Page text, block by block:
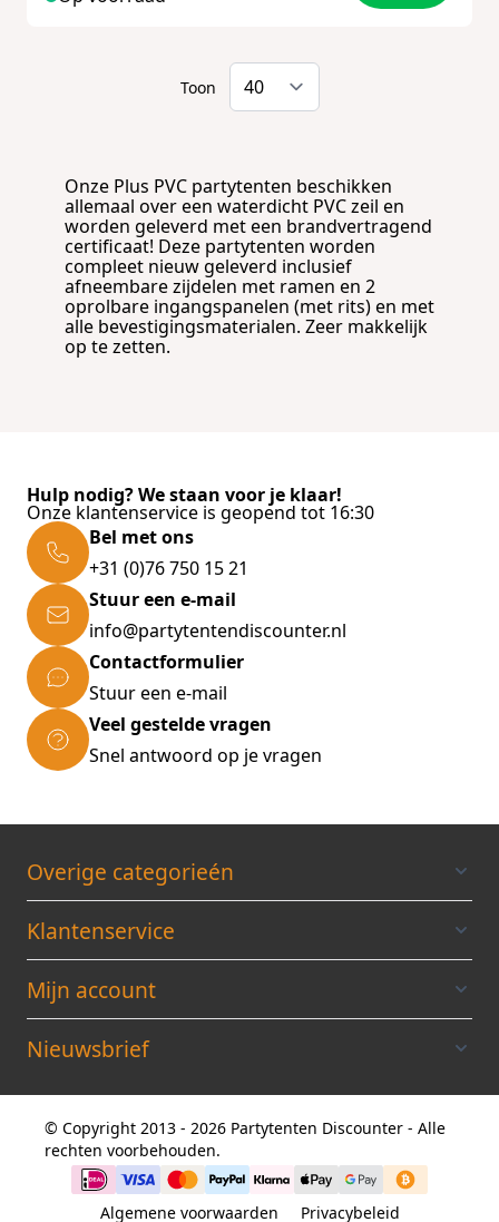
Toon
Onze Plus PVC partytenten beschikken
allemaal over een waterdicht PVC zeil en
worden geleverd met een brandvertragend
certificaat! Deze partytenten worden
compleet nieuw geleverd inclusief
afneembare zijdelen met ramen en 2
oprolbare ingangspanelen (met rits) en met
alle bevestigingsmaterialen. Zeer makkelijk
op te zetten.
Hulp nodig? We staan voor je klaar!
Onze klantenservice is geopend tot 16:30
Bel met ons
+31 (0)76 750 15 21
Stuur een e-mail
info@partytentendiscounter.nl
Contactformulier
Stuur een e-mail
Veel gestelde vragen
Snel antwoord op je vragen
Overige categorieén
Klantenservice
Mijn account
Nieuwsbrief
© Copyright 2013 - 2026 Partytenten Discounter - Alle
rechten voorbehouden.
Algemene voorwaarden Privacybeleid